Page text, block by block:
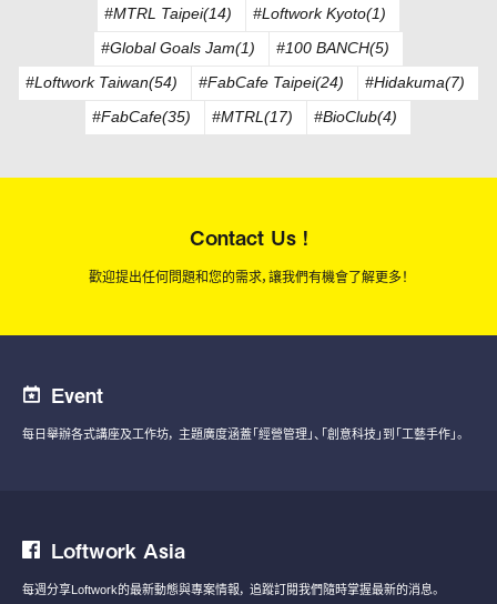
#MTRL Taipei(14)
#Loftwork Kyoto(1)
#Global Goals Jam(1)
#100 BANCH(5)
#Loftwork Taiwan(54)
#FabCafe Taipei(24)
#Hidakuma(7)
#FabCafe(35)
#MTRL(17) #BioClub(4)
Contact Us !
歡迎提出任何問題和您的需求，讓我們有機會了解更多！
Event
每日舉辦各式講座及工作坊， 主題廣度涵蓋「經營管理」、「創意科技」到「工藝手作」。
Loftwork Asia
每週分享Loftwork的最新動態與專案情報， 追蹤訂閱我們隨時掌握最新的消息。